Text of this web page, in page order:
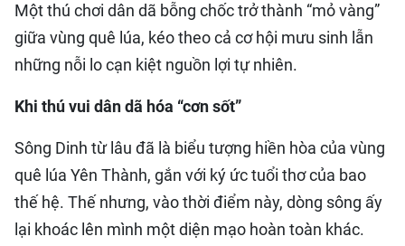
NHÂN DÂN HẰNG THÁNG
NHÂN DÂN CUỐI TUẦN
Một thú chơi dân dã bỗng chốc trở thành “mỏ vàng”
giữa vùng quê lúa, kéo theo cả cơ hội mưu sinh lẫn
những nỗi lo cạn kiệt nguồn lợi tự nhiên.
Khi thú vui dân dã hóa “cơn sốt”
Sông Dinh từ lâu đã là biểu tượng hiền hòa của vùng
quê lúa Yên Thành, gắn với ký ức tuổi thơ của bao
thế hệ. Thế nhưng, vào thời điểm này, dòng sông ấy
lại khoác lên mình một diện mạo hoàn toàn khác.